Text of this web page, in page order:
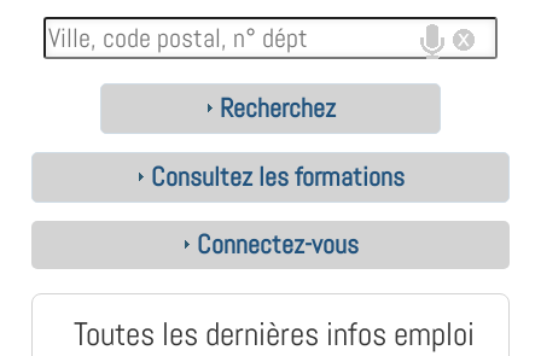
Recherchez
Consultez les formations
Connectez-vous
Toutes les dernières infos emploi